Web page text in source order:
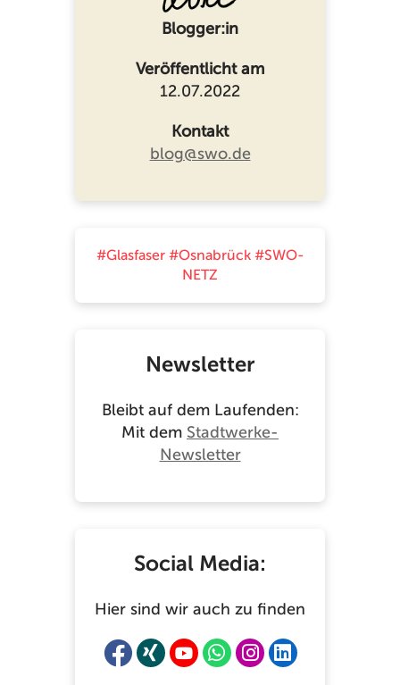
Blogger:in
Veröffentlicht am
12.07.2022
Kontakt
blog@swo.de
#Glasfaser #Osnabrück #SWO-
NETZ
Newsletter
Bleibt auf dem Laufenden:
Mit dem Stadtwerke-
Newsletter
Social Media:
Hier sind wir auch zu finden